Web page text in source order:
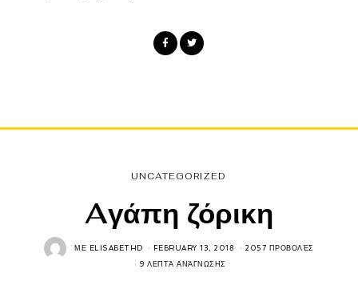
UNCATEGORIZED
Aγάπη ζόρικη
ΜΕ ELISABETHD FEBRUARY 13, 2018 2057 ΠΡΟΒΟΛΈΣ
9 ΛΕΠΤΆ ΑΝΆΓΝΩΣΗΣ